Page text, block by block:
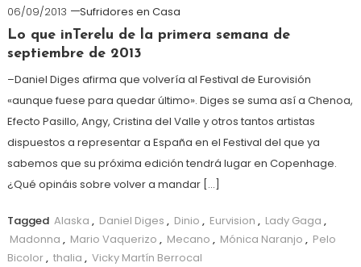
06/09/2013
Sufridores en Casa
Lo que inTerelu de la primera semana de
septiembre de 2013
–Daniel Diges afirma que volvería al Festival de Eurovisión
«aunque fuese para quedar último». Diges se suma así a Chenoa,
Efecto Pasillo, Angy, Cristina del Valle y otros tantos artistas
dispuestos a representar a España en el Festival del que ya
sabemos que su próxima edición tendrá lugar en Copenhage.
¿Qué opináis sobre volver a mandar […]
Tagged Alaska , Daniel Diges , Dinio , Eurvision , Lady Gaga ,
Madonna , Mario Vaquerizo , Mecano , Mónica Naranjo , Pelo
Bicolor, thalia , Vicky Martín Berrocal